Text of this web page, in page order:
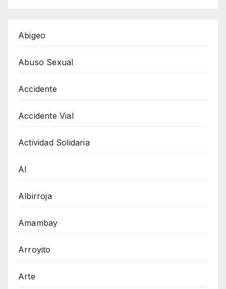
Abigeo
Abuso Sexual
Accidente
Accidente Vial
Actividad Solidaria
AI
Albirroja
Amambay
Arroyito
Arte